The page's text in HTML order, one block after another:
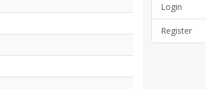
Login
Register